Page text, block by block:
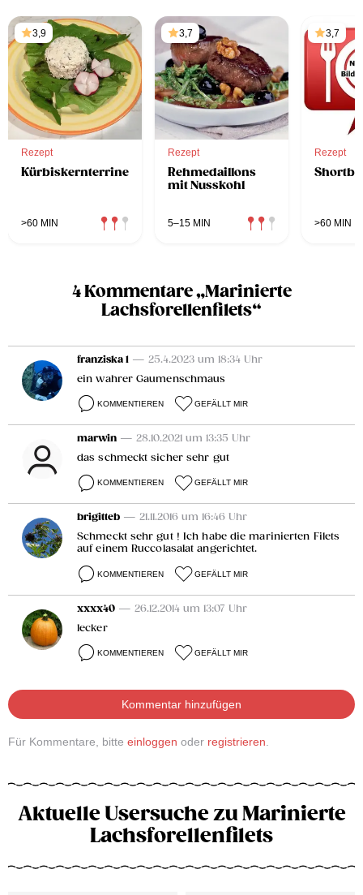
3,9
Rezept
Kürbiskernterrine
>60 MIN
3,7
Rezept
Rehmedaillons
mit Nusskohl
5–15 MIN
3,7
Rezept
>60 MIN
4 Kommentare „Marinierte
Lachsforellenfilets“
franziska 1 — 25.4.2023 um 18:34 Uhr
ein wahrer Gaumenschmaus
KOMMENTIEREN GEFÄLLT MIR
marwin — 28.10.2021 um 13:35 Uhr
das schmeckt sicher sehr gut
KOMMENTIEREN GEFÄLLT MIR
brigitteb — 21.11.2016 um 16:46 Uhr
Schmeckt sehr gut ! Ich habe die marinierten Filets
auf einem Ruccolasalat angerichtet.
KOMMENTIEREN GEFÄLLT MIR
xxxx40 — 26.12.2014 um 13:07 Uhr
lecker
KOMMENTIEREN GEFÄLLT MIR
Kommentar hinzufügen
Für Kommentare, bitte einloggen oder registrieren
Aktuelle Usersuche zu Marinierte
Lachsforellenfilets